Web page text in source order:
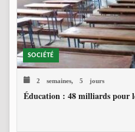
SOCIÉTÉ
2 semaines, 5 jours
Éducation : 48 milliards pour